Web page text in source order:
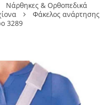
Νάρθηκες & Ορθοπεδικά
Φάκελος ανάρτησης
3289